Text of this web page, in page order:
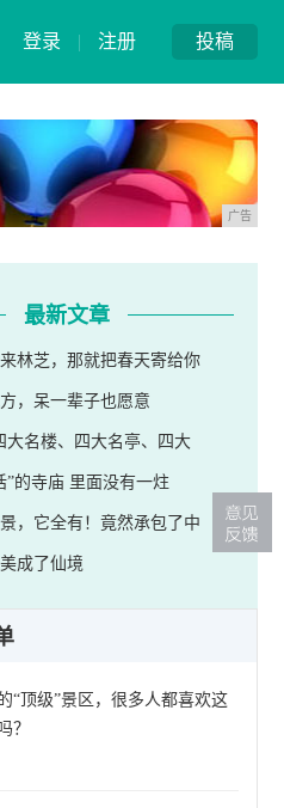
投稿
登录 | 注册
广告
最新文章
林芝，那就把春天寄给你
，呆一辈子也愿意
大名楼、四大名亭、四大
”的寺庙 里面没有一炷
，它全有！竟然承包了中
成了仙境
“顶级”景区，很多人都喜欢这
？